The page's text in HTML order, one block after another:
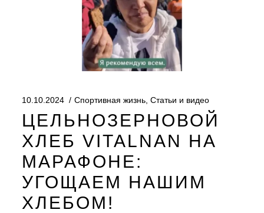
10.10.2024 Спортивная жизнь, Статьи и видео
ЦЕЛЬНОЗЕРНОВОЙ
ХЛЕБ VITALNAN НА
МАРАФОНЕ:
УГОЩАЕМ НАШИМ
ХЛЕБОМ!